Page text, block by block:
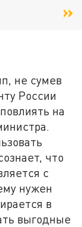
не сумев
России
на
что
с
нужен
в
выгодные